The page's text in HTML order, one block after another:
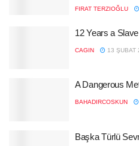
FIRAT TERZIOĞLU
12 Years a
CAGIN 13 ŞUBAT
A Dangerous
BAHADIRCOSKUN
Başka Türlü